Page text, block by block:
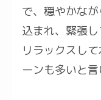
で、穏やかな
込まれ、緊張
リラックスし
ーンも多いと言